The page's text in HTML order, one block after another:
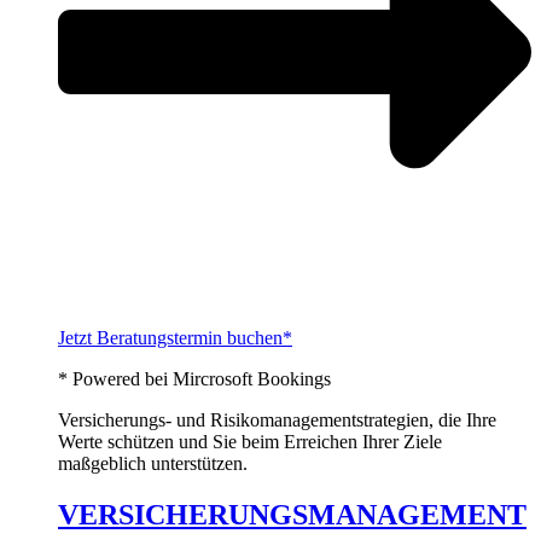
Jetzt Beratungstermin buchen*
* Powered bei Mircrosoft Bookings
Versicherungs- und Risikomanagementstrategien, die Ihre
Werte schützen und Sie beim Erreichen Ihrer Ziele
maßgeblich unterstützen.
VERSICHERUNGSMANAGEMENT